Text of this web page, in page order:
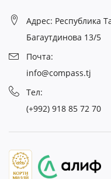
Адрес: Республика
Багаутдинова 13/5
Почта:
info@compass.tj
Тел:
(+992) 918 85 72 70